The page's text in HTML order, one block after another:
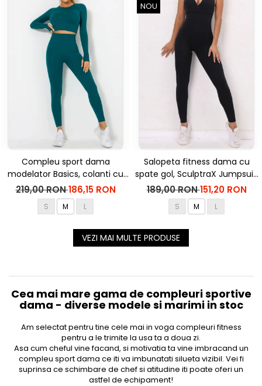
Compleu sport dama
modelator Basics, colanti cu
bluza, Verde
219,00 RON186,15 RON
S M L
NOU
Salopeta fitness dama cu
spate gol, SculptraX Jumpsuit,
Negru
189,00 RON151,20 RON
S M L
VEZI MAI MULTE PRODUSE
Cea mai mare gama de compleuri sportive
dama - diverse modele si marimi in stoc
Am selectat pentru tine cele mai in voga compleuri fitness
pentru a le trimite la usa ta a doua zi.
Asa cum cheful vine facand, si motivatia ta vine imbracand un
compleu sport dama ce iti va imbunatati silueta vizibil. Vei fi
suprinsa ce schimbare de chef si atitudine iti poate oferi un
astfel de echipament!